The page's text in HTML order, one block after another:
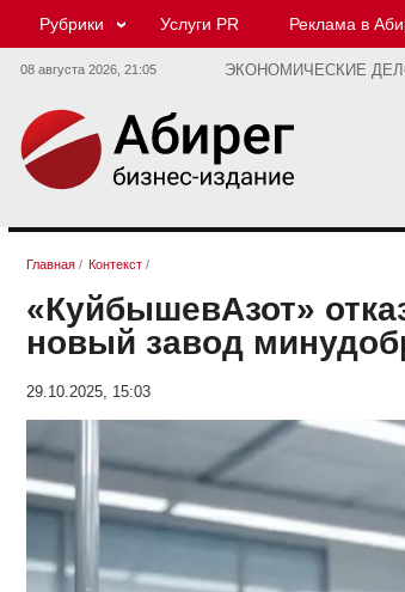
Рубрики Услуги PR Реклама в
08 августа 2026, 21:05 ЭКОНОМИЧЕСКИЕ
Главная / Контекст /
«КуйбышевАзот»
новый завод
29.10.2025, 15:03